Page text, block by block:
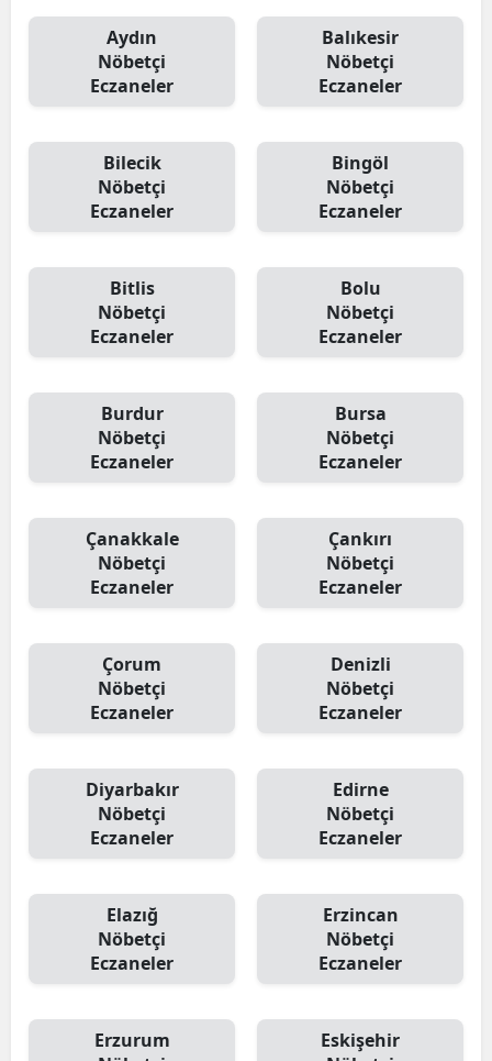
Aydın
Nöbetçi
Eczaneler
Balıkesir
Nöbetçi
Eczaneler
Bilecik
Nöbetçi
Eczaneler
Bingöl
Nöbetçi
Eczaneler
Bitlis
Nöbetçi
Eczaneler
Bolu
Nöbetçi
Eczaneler
Burdur
Nöbetçi
Eczaneler
Bursa
Nöbetçi
Eczaneler
Çanakkale
Nöbetçi
Eczaneler
Çankırı
Nöbetçi
Eczaneler
Çorum
Nöbetçi
Eczaneler
Denizli
Nöbetçi
Eczaneler
Diyarbakır
Nöbetçi
Eczaneler
Edirne
Nöbetçi
Eczaneler
Elazığ
Nöbetçi
Eczaneler
Erzincan
Nöbetçi
Eczaneler
Erzurum
Eskişehir